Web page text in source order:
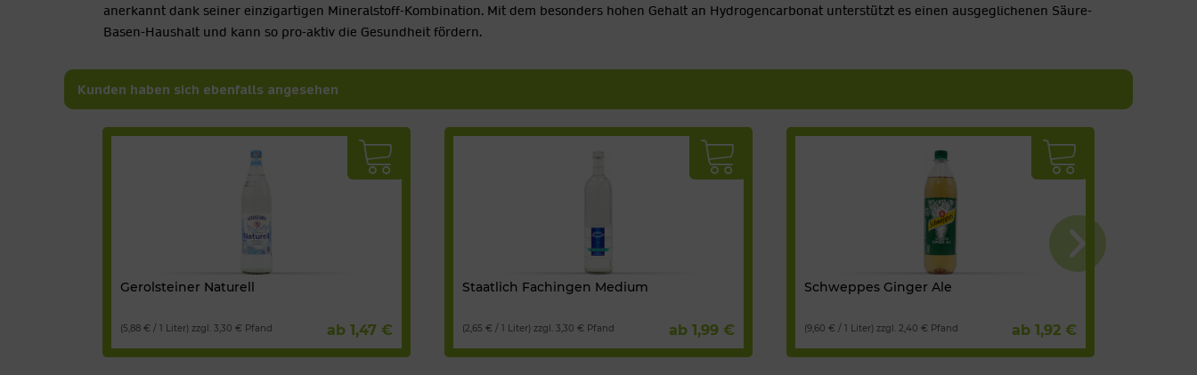
anerkannt dank seiner einzigartigen Mineralstoff-Kombination. Mit dem besonders hohen Gehalt an Hydrogencarbonat unterstützt es einen ausgeglichenen Säure-
Basen-Haushalt und kann so pro-aktiv die Gesundheit fördern.
Kunden haben sich ebenfalls angesehen
Gerolsteiner Naturell
(5,88 € / 1 Liter) zzgl. 3,30 € Pfand ab 1,47 €
Staatlich Fachingen Medium
(2,65 € / 1 Liter) zzgl. 3,30 € Pfand ab 1,99 €
Schweppes Ginger Ale
(9,60 € / 1 Liter) zzgl. 2,40 € Pfand ab 1,92 €